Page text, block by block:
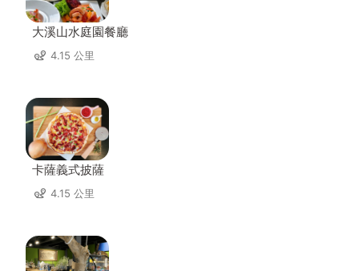
大溪山水庭園餐廳
4.15 公里
卡薩義式披薩
4.15 公里